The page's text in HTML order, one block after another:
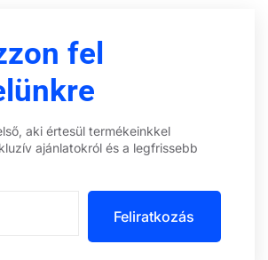
fel
aki értesül termékeinkkel
ajánlatokról és a legfrissebb
Feliratkozás